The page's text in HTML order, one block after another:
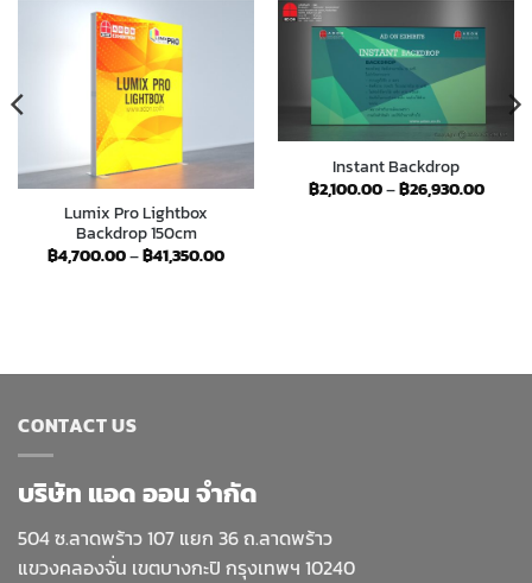
Lumix Pro Lightbox
Backdrop 150cm
฿4,700.00–฿41,350.00Price
Instant Backdrop
฿2,100.00–฿26,930.00Price
range:
CONTACT US
บริษัท แอด ออน จำกัด
504 ซ.ลาดพร้าว 107 แยก 36 ถ.ลาดพร้าว
แขวงคลองจั่น เขตบางกะปิ กรุงเทพฯ 10240